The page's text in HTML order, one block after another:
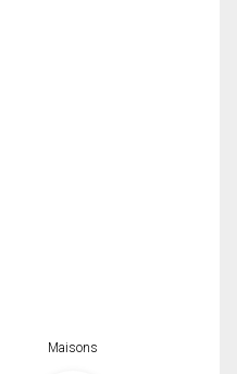
Maisons